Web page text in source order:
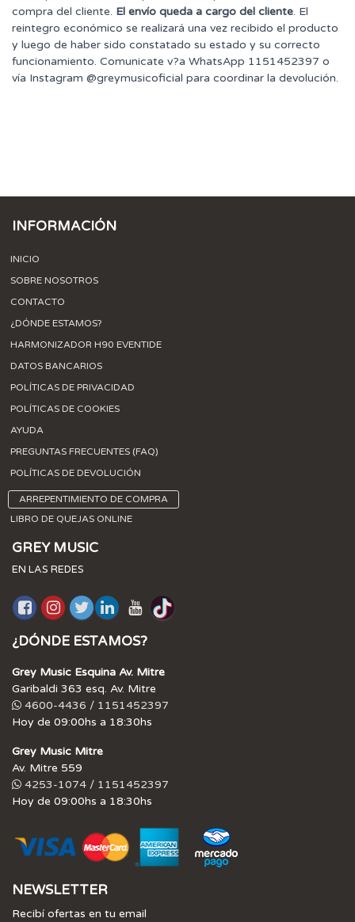
compra del cliente. El envío queda a cargo del cliente. El
reintegro económico se realizará una vez recibido el producto
y luego de haber sido constatado su estado y su correcto
funcionamiento. Comunicate v?a WhatsApp 1151452397 o
vía Instagram @greymusicoficial para coordinar la devolución.
INFORMACIÓN
INICIO
SOBRE NOSOTROS
CONTACTO
¿DÓNDE ESTAMOS?
HARMONIZADOR H90 EVENTIDE
DATOS BANCARIOS
POLÍTICAS DE PRIVACIDAD
POLÍTICAS DE COOKIES
AYUDA
PREGUNTAS FRECUENTES (FAQ)
POLÍTICAS DE DEVOLUCIÓN
ARREPENTIMIENTO DE COMPRA
LIBRO DE QUEJAS ONLINE
GREY MUSIC
EN LAS REDES
¿DÓNDE ESTAMOS?
Grey Music Esquina Av. Mitre
Garibaldi 363 esq. Av. Mitre
4600-4436 / 1151452397
Hoy de 09:00hs a 18:30hs
Grey Music Mitre
Av. Mitre 559
4253-1074 / 1151452397
Hoy de 09:00hs a 18:30hs
NEWSLETTER
Recibí ofertas en tu email